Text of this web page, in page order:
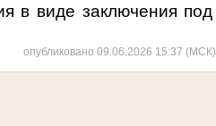
виде заключения под
опубликовано 09.06.2026 15:37 (МСК)